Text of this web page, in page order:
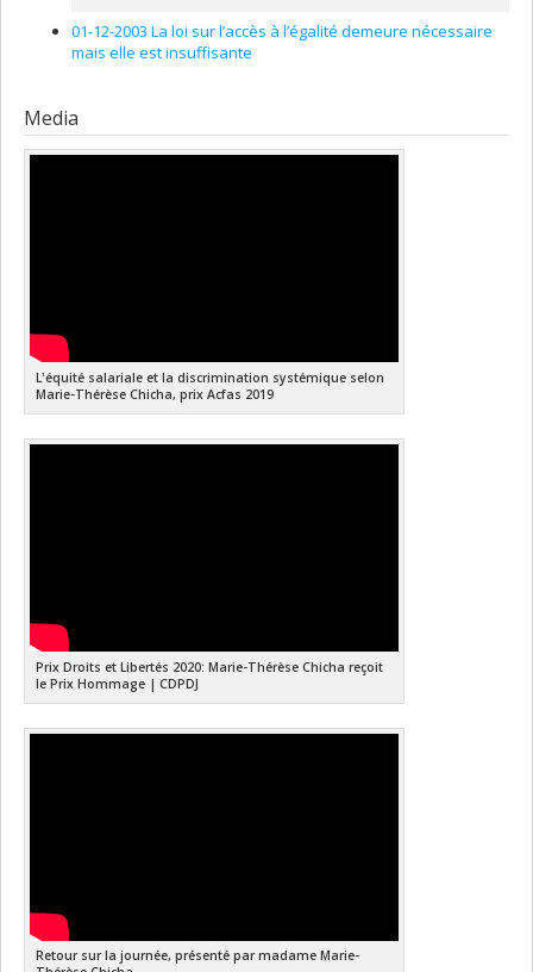
01-12-2003 La loi sur l’accès à l’égalité demeure nécessaire
mais elle est insuffisante
Media
L'équité salariale et la discrimination systémique selon
Marie-Thérèse Chicha, prix Acfas 2019
Prix Droits et Libertés 2020: Marie-Thérèse Chicha reçoit
le Prix Hommage | CDPDJ
Retour sur la journée, présenté par madame Marie-